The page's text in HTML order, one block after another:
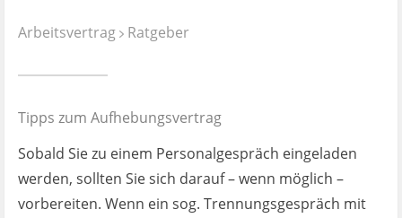
Zeugnis
Ist es wirklich gut?
News
Impressum
Arbeitsvertrag Ratgeber
Tipps zum Aufhebungsvertrag
Sobald Sie zu einem Personalgespräch eingeladen
werden, sollten Sie sich darauf – wenn möglich –
vorbereiten. Wenn ein sog. Trennungsgespräch mit